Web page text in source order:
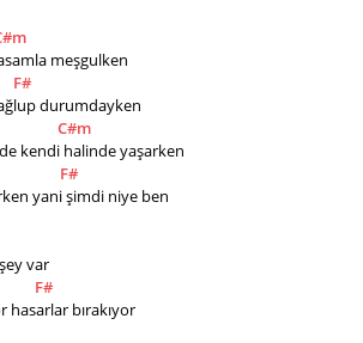
meşgulken
F#
durumdayken
C#m
kendi halinde yaşarken
F#
yani şimdi niye ben
var
F#
bırakıyor